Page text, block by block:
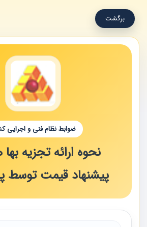
برگشت
ضوابط نظام فنی و اجرایی
نحوه ارائه تجزیه بها
پیشنهاد قیمت توسط